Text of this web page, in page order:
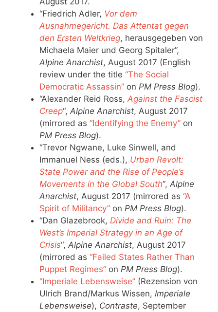
“Friedrich Adler, Vor dem
Ausnahmegericht. Das Attentat gegen
den Ersten Weltkrieg, herausgegeben von
Michaela Maier und Georg Spitaler”,
Alpine Anarchist, August 2017 (English
review under the title “The Social
Democratic Assassin” on PM Press Blog).
“Alexander Reid Ross, Against the Fascist
Creep“, Alpine Anarchist, August 2017
(mirrored as “Identifying the Enemy” on
PM Press Blog).
“Trevor Ngwane, Luke Sinwell, and
Immanuel Ness (eds.), Urban Revolt:
State Power and the Rise of People’s
Movements in the Global South“, Alpine
Anarchist, August 2017 (mirrored as “A
Spirit of Militancy” on PM Press Blog).
“Dan Glazebrook, Divide and Ruin: The
West’s Imperial Strategy in an Age of
Crisis“, Alpine Anarchist, August 2017
(mirrored as “Failed States Rather Than
Puppet Regimes” on PM Press Blog).
“Imperiale Lebensweise” (Rezension von
Ulrich Brand/Markus Wissen, Imperiale
Lebensweise), Contraste, September